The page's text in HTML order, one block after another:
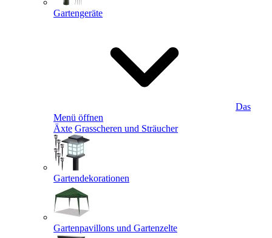
Gartengeräte
Das
Menü öffnen
Äxte Grasscheren und Sträucher
Gartendekorationen
Gartenpavillons und Gartenzelte